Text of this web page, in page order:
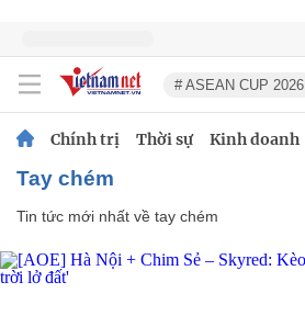
# ASEAN CUP 2026
Chính trị Thời sự Kinh doanh
tay chém
Tin tức mới nhất về tay chém